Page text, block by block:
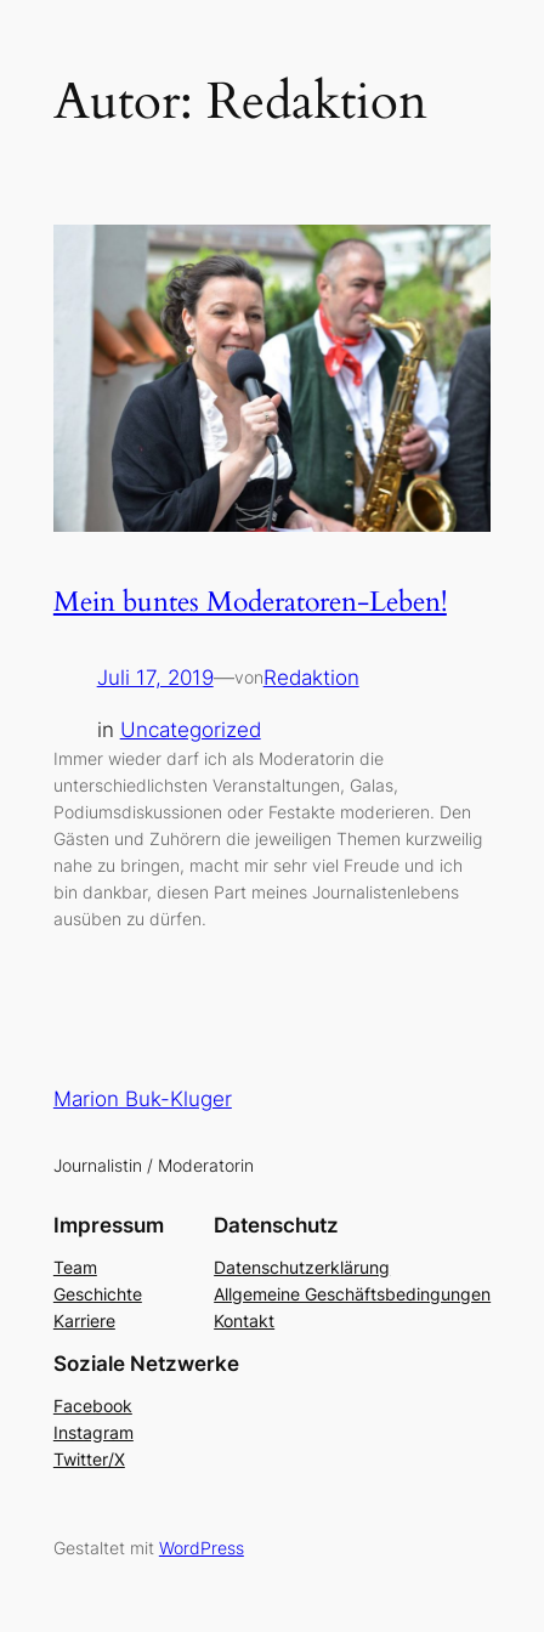
springenAutor: Redaktion
Mein buntes Moderatoren-Leben!
Juli 17, 2019—vonRedaktion
in Uncategorized
Immer wieder darf ich als Moderatorin die
unterschiedlichsten Veranstaltungen, Galas,
Podiumsdiskussionen oder Festakte moderieren. Den
Gästen und Zuhörern die jeweiligen Themen kurzweilig
nahe zu bringen, macht mir sehr viel Freude und ich
bin dankbar, diesen Part meines Journalistenlebens
ausüben zu dürfen.
Marion Buk-Kluger
Journalistin / Moderatorin
Impressum
Team
Geschichte
Karriere
Datenschutz
Datenschutzerklärung
Allgemeine Geschäftsbedingungen
Kontakt
Soziale Netzwerke
Facebook
Instagram
Twitter/X
Gestaltet mit WordPress